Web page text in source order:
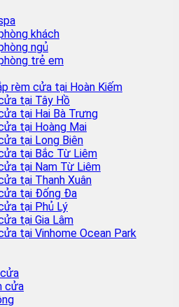
khách
ngủ
trẻ em
rèm cửa tại Hoàn Kiếm
tại Tây Hồ
tại Hai Bà Trưng
tại Hoàng Mai
tại Long Biên
tại Bắc Từ Liêm
tại Nam Từ Liêm
tại Thanh Xuân
tại Đống Đa
tại Phủ Lý
tại Gia Lâm
tại Vinhome Ocean Park
cửa